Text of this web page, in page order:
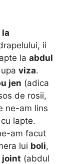
la
ii
la abdul
viza.
jen (adica
de rosii,
ne-am lins
lapte.
am facut
lui boli,
joint (abdul